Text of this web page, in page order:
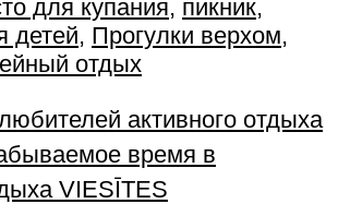
для купания, пикник,
детей, Прогулки верхом,
отдых
активного отдыха
время в
VIESĪTES